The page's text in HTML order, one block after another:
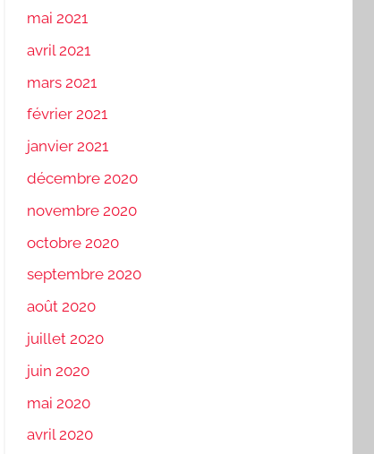
mai 2021
avril 2021
mars 2021
février 2021
janvier 2021
décembre 2020
novembre 2020
octobre 2020
septembre 2020
août 2020
juillet 2020
juin 2020
mai 2020
avril 2020